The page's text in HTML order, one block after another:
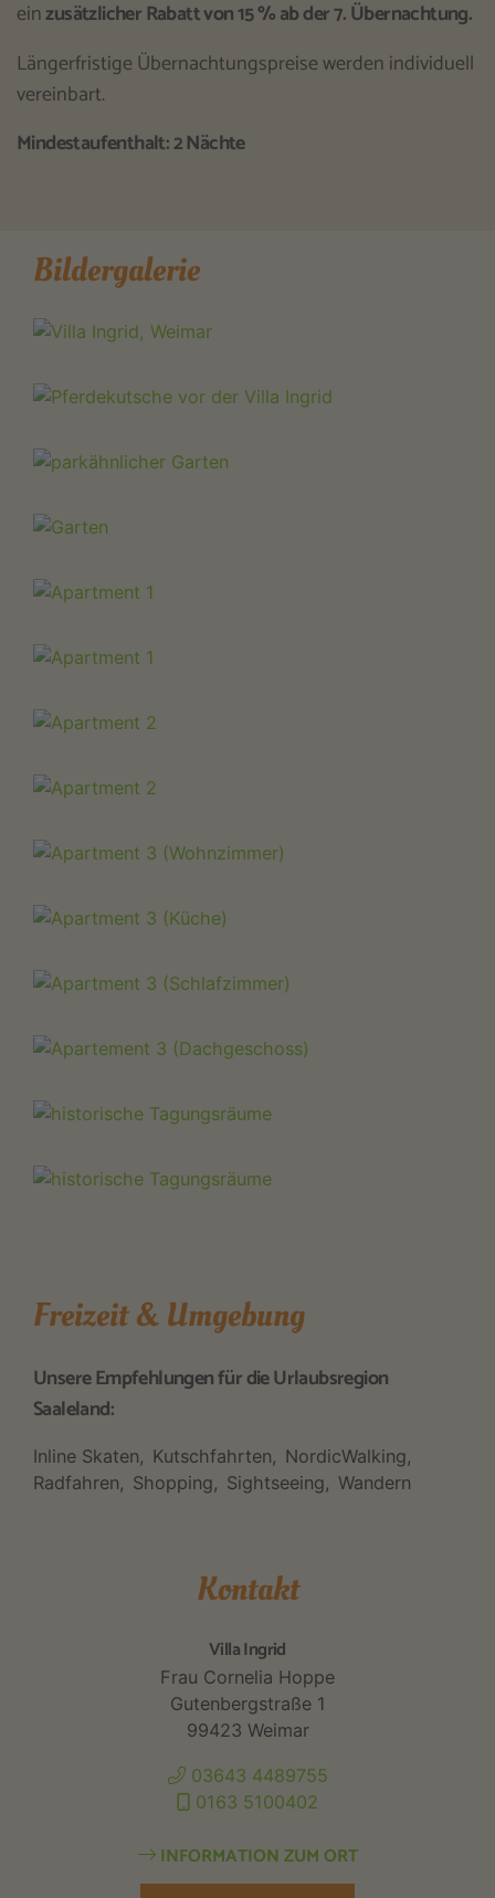
einzusätzlicher Rabatt von 15 % ab der 7. Übernachtung.
Längerfristige Übernachtungspreise werden individuell
vereinbart.
Mindestaufenthalt: 2 Nächte
Bildergalerie
Freizeit & Umgebung
Unsere Empfehlungen für die Urlaubsregion
Saaleland:
Inline Skaten Kutschfahrten
NordicWalking
Radfahren
Shopping Sightseeing Wandern
Kontakt
Villa Ingrid
Frau Cornelia Hoppe
Gutenbergstraße 1
99423 Weimar
03643 4489755
0163 5100402
INFORMATION ZUM ORT